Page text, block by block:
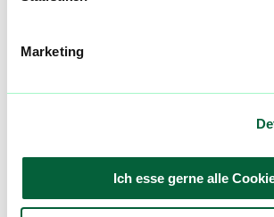
Marketing
Ich esse gerne alle
Community
aktualisiert! Hilf uns mit Deinen
Lieblingsblüten zu merken,
Preisreduktionen informiert zu